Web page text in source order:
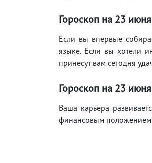
Гороскоп на 23
Если вы впервые
языке. Если вы хотели
принесут вам сегодня
Гороскоп на 23
Ваша карьера
финансовым положением.